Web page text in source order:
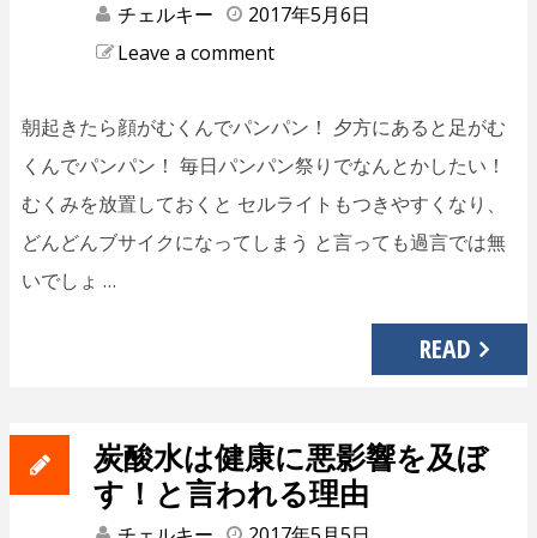
チェルキー
2017年5月6日
Leave a comment
朝起きたら顔がむくんでパンパン！ 夕方にあると足がむ
くんでパンパン！ 毎日パンパン祭りでなんとかしたい！
むくみを放置しておくと セルライトもつきやすくなり、
どんどんブサイクになってしまう と言っても過言では無
いでしょ …
READ
炭酸水は健康に悪影響を及ぼ
す！と言われる理由